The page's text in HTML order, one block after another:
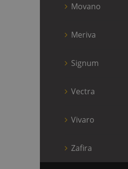
Movano
Meriva
Signum
Vectra
Vivaro
Zafira